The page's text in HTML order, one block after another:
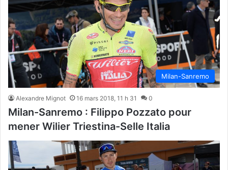
Milan-Sanremo
Alexandre Mignot 16 mars 2018, 11 h 31 0
Milan-Sanremo : Filippo Pozzato pour
mener Wilier Triestina-Selle Italia